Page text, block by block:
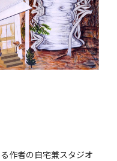
作者の自宅兼スタジオ